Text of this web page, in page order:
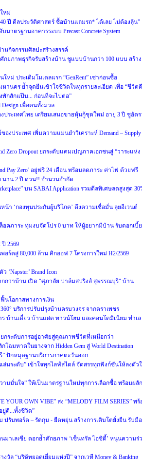
หม่
ปี ดีลประวัติศาสตร์ ซื้อบ้านแถมรถ* ได้เลย ไม่ต้องลุ้น”
ตรฐานอาคารระบบ Precast Concrete System
นกิจกรรมศิลปะสร้างสรรค์
ศักยภาพธุรกิจรับสร้างบ้าน ชูแบบบ้านกว่า 100 แบบ สร้าง
ม่ ประเดิมโมเดลแรก “GenRent” เช่าก่อนซื้อ
านคร ย้ำจุดยืนเข้าใจชีวิตในทุกรายละเอียด เพื่อ “ชีวิต
พักสักแป๊บ... ก่อนที่จะไปต่อ”
เพื่อคนทั้งมวล
ระเทศไทย เตรียมเสนอขายหุ้นกู้ชุดใหม่ อายุ 3 ปี ชูอัตร
งประเทศ เพิ่มความแม่นยำวิเคราะห์ Demand – Supply
Zero Dropout ยกระดับแคมเปญภาคเอกชนสู่ “วาระแห่ง
Pay Zero’ อยู่ฟรี 24 เดือน พร้อมลดภาระ ค่าไฟ ด้วยฟรี
นาน 2 ปี ด่วน!! จำนวนจำกัด
บน SABAI Application รวมดีลพิเศษลดสูงสุด
น้า ‘กองทุนประกันผู้บริโภค’ ดึงความเชื่อมั่น ลุยอีเวนต์
คภาระ ทุ่มงบจัดโปร 0 บาท ให้ผู้อยากมีบ้าน รับดอกเบี้ย
2569
ร์ตสู่ 80,000 ล้าน คิกออฟ 7 โครงการใหม่ H2/2569
‘Napster’ Brand Icon
กกว่าบ้าน เปิด "ศุภาลัย ปาล์มสปริงส์ สุพรรณบุรี" บ้าน
นโอกาสทางการเงิน
บริการปรับปรุงบ้านครบวงจร จากตราเพชร
ร บ้านเดี่ยว บ้านแฝด ทาวน์โฮม และคอนโดมิเนียม ทำเล
ยกระดับการอยู่อาศัยสู่คุณภาพชีวิตที่เหนือกว่า
ฉมหาดในยางจาก Hidden Gem สู่ World Destination
” ปักหมุดฐานบริการภาคตะวันออก
ล่นระดับ” เข้าใจทุกไลฟ์สไตล์ จัดสรรทุกฟังก์ชันให้ลงตัว
มมั่นใจ” ให้เป็นมาตรฐานใหม่ทุกการเลือกซื้อ พร้อมผลัก
OWN VIBE” ส่ง “MELODY FILM SERIES” พร้
ดี...ทั้งชีวิต”
ปรับพอร์ต – รัดกุม - ยืดหยุ่น สร้างการเติบโตยั่งยืน รับมือ
มาเลเซีย ตอกย้ำศักยภาพ ‘เซ็นทรัล ไอซิตี้’ หนุนความร่
ล “บริษัทยอดเยี่ยมแห่งปี” จากเวที Money & Banking